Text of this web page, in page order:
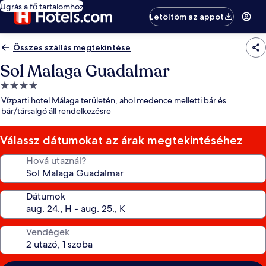
Ugrás a fő tartalomhoz
Letöltöm az appot
Összes szállás megtekintése
Sol Malaga Guadalmar
4.0
csillagos
szálláshely
Vízparti hotel Málaga területén, ahol medence melletti bár és
bár/társalgó áll rendelkezésre
Válassz dátumokat az árak megtekintéséhez
Hová utaznál?
Dátumok
Vendégek